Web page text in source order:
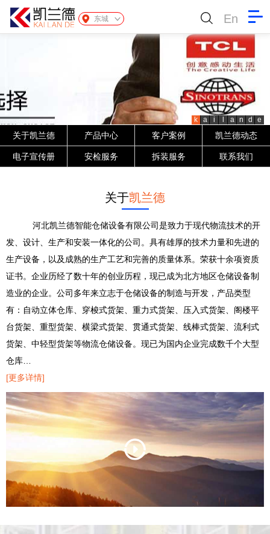
东城 En
k a i a n d e
关于凯兰德 产品中心 客户案例 凯兰德动态
电子宣传册 安检服务 拆装服务 联系我们
关于凯兰德
河北凯兰德智能仓储设备有限公司是致力于现代物流技术的开
发、设计、生产和安装一体化的公司。具有雄厚的技术力量和先进的
生产设备，以及成熟的生产工艺和完善的质量体系。荣获十余项资质
证书。企业历经了数十年的创业历程，现已成为北方地区仓储设备制
造业的企业。公司多年来立志于仓储设备的制造与开发，产品类型
有：自动立体仓库、穿梭式货架、重力式货架、压入式货架、阁楼平
台货架、重型货架、横梁式货架、贯通式货架、线棒式货架、流利式
货架、中轻型货架等物流仓储设备。现已为国内企业完成数千个大型
仓库…
[更多详情]